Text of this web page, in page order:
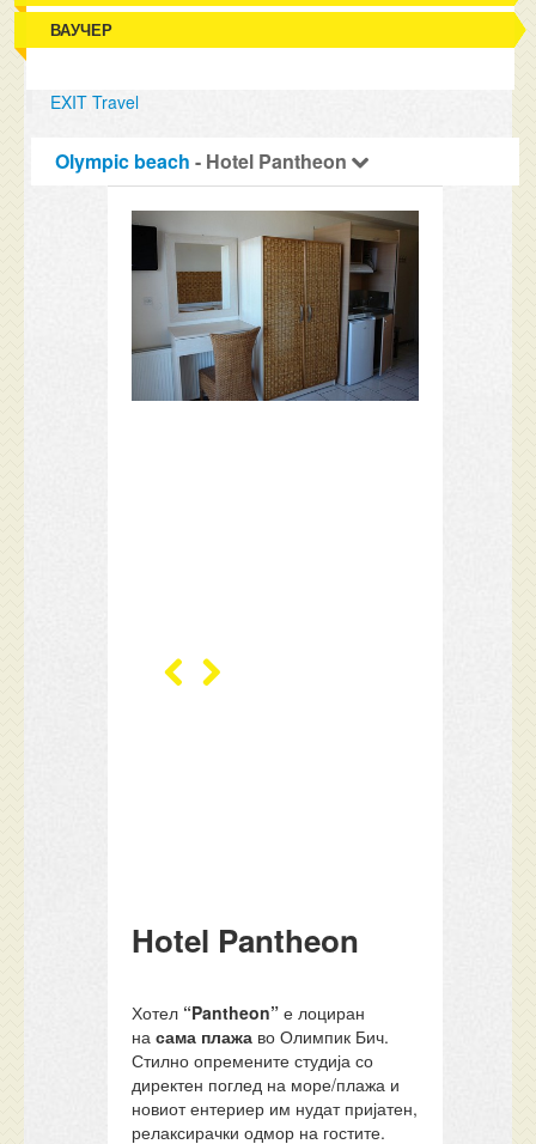
ВАУЧЕР
EXIT Travel
Olympic beach - Hotel Pantheon
Hotel Pantheon
Хотел “Pantheon” е лоциран
насама плажа во Олимпик Бич.
Стилно опремените студија со
директен поглед на море/плажа и
новиот ентериер им нудат пријатен,
релаксирачки одмор на гостите.